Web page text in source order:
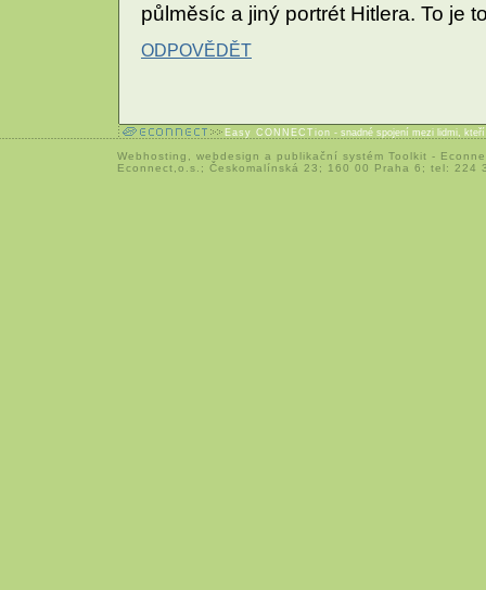
půlměsíc a jiný portrét Hitlera. To je
ODPOVĚDĚT
Easy CONNECTion - snadné spojení mezi lidmi,
Webhosting webdesign a publikační systém Toolkit -
Econnect,o.s.; Českomalínská 23; 160 00 Praha 6; tel: 224